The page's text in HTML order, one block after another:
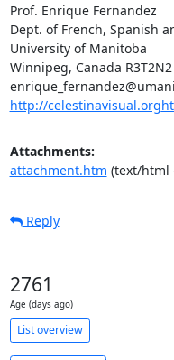
Prof. Enrique Fernandez
Dept. of French, Spanish
University of Manitoba
Winnipeg, Canada R3T2N2
http://celestinavisual.org
Attachments:
attachment.htm (text/html
Reply
2761
Age (days ago)
List overview